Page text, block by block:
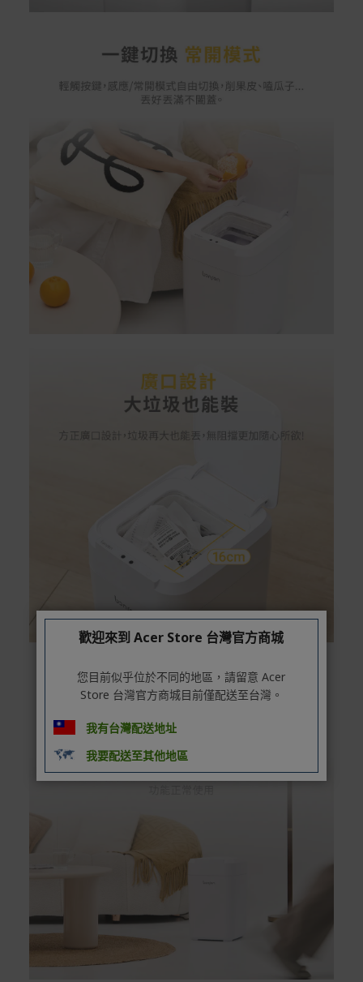
歡迎來到 Acer Store 台灣官方商城
您目前似乎位於不同的地區，請留意 Acer
Store 台灣官方商城目前僅配送至台灣。
我有台灣配送地址
我要配送至其他地區